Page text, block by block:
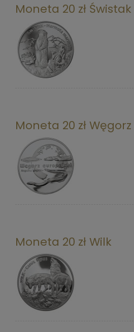
Moneta 20 zł Świstak
Moneta 20 zł
Moneta 20 zł Wilk